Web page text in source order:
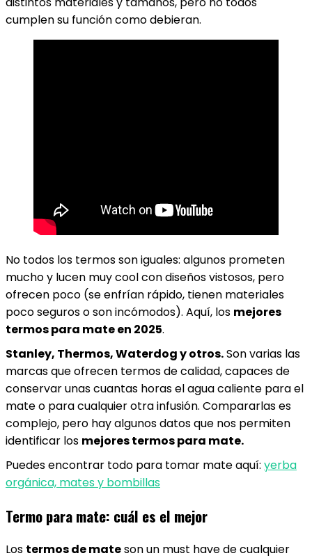
cumplen su función como debieran.
No todos los termos son iguales: algunos prometen
mucho y lucen muy cool con diseños vistosos, pero
ofrecen poco (se enfrían rápido, tienen materiales
poco seguros o son incómodos). Aquí, los mejores
termos para mate en 2025.
Stanley, Thermos, Waterdog y otros.Son varias las
marcas que ofrecen termos de calidad, capaces de
conservar unas cuantas horas el agua caliente para el
mate o para cualquier otra infusión. Compararlas es
complejo, pero hay algunos datos que nos permiten
identificar los mejores termos para mate.
Puedes encontrar todo para tomar mate aquí: yerba
orgánica, mates y bombillas
Termo para mate: cuál es el mejor
Los termos de mateson un must have de cualquier